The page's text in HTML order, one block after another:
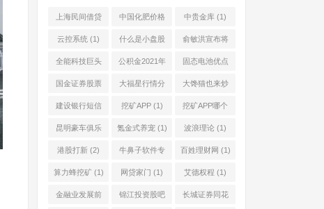
上海民间借贷
公司(1)
中国化肥价格
网(1)
中贵金库 (1)
云控系统 (1) 什么是小盘股
(2)
俞敏洪宣布将
退休(1)
全能科技巨头
(1)
公积金2021年
起不允许提取
固态电池优点
(1)
国金证券股票
(2)
大福星行情分
析系统(1)
大馋猫也来炒
股票(1)
建设银行短信
服务费(1)
挖矿APP(1) 挖矿APP哪个
靠谱(1)
昆明豪车俱乐
部(1)
氪金式养宠(1) 波浪理论 (1)
港股打新 (2) 牛鼻子软件专
业版(1)
百姓理财网 (1)
算力蜂挖矿(1) 网贷家门 (1) 艾德权程 (1)
金融业发展前 锦江投资股吧 长城证券同花